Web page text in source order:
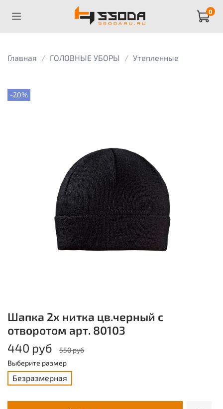
0
Главная ГОЛОВНЫЕ УБОРЫ Утепленные
-20%
Шапка 2х нитка цв.черный с
отворотом арт. 80103
440 руб
550 руб
Выберите размер
Безразмерная